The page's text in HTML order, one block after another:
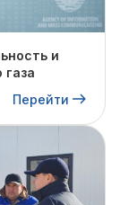
и
Перейти